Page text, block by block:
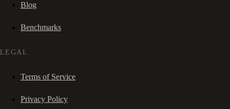
Blog
Benchmarks
LEGAL
Terms of Service
Privacy Policy